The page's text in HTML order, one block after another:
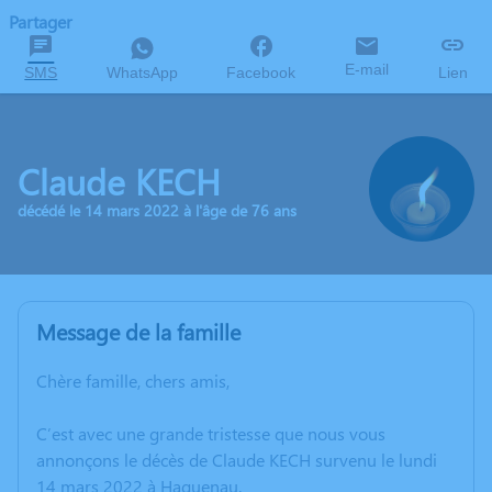
Partager
SMS WhatsApp Facebook E-mail Lien
Claude KECH
décédé le 14 mars 2022 à l'âge de 76 ans
Message de la famille
Chère famille, chers amis,
C’est avec une grande tristesse que nous vous
annonçons le décès de Claude KECH survenu le lundi
14 mars 2022 à Haguenau.